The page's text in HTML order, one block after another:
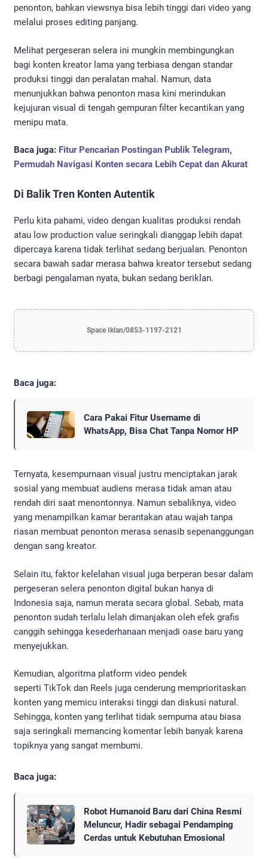
penonton, bahkan viewsnya bisa lebih tinggi dari video yang
melalui proses editing panjang.
Melihat pergeseran selera ini mungkin membingungkan
bagi konten kreator lama yang terbiasa dengan standar
produksi tinggi dan peralatan mahal. Namun, data
menunjukkan bahwa penonton masa kini merindukan
kejujuran visual di tengah gempuran filter kecantikan yang
menipu mata.
Baca juga: Fitur Pencarian Postingan Publik Telegram,
Permudah Navigasi Konten secara Lebih Cepat dan Akurat
Di Balik Tren Konten Autentik
Perlu kita pahami, video dengan kualitas produksi rendah
atau low production value seringkali dianggap lebih dapat
dipercaya karena tidak terlihat sedang berjualan. Penonton
secara bawah sadar merasa bahwa kreator tersebut sedang
berbagi pengalaman nyata, bukan sedang beriklan.
Space Iklan/0853-1197-2121
Baca juga:
Cara Pakai Fitur Username di
WhatsApp, Bisa Chat Tanpa Nomor HP
Ternyata, kesempurnaan visual justru menciptakan jarak
sosial yang membuat audiens merasa tidak aman atau
rendah diri saat menontonnya. Namun sebaliknya, video
yang menampilkan kamar berantakan atau wajah tanpa
riasan membuat penonton merasa senasib sepenanggungan
dengan sang kreator.
Selain itu, faktor kelelahan visual juga berperan besar dalam
pergeseran selera penonton digital bukan hanya di
Indonesia saja, namun merata secara global. Sebab, mata
penonton sudah terlalu lelah dimanjakan oleh efek grafis
canggih sehingga kesederhanaan menjadi oase baru yang
menyejukkan.
Kemudian, algoritma platform video pendek
seperti TikTok dan Reels juga cenderung memprioritaskan
konten yang memicu interaksi tinggi dan diskusi natural.
Sehingga, konten yang terlihat tidak sempurna atau biasa
saja seringkali memancing komentar lebih banyak karena
topiknya yang sangat membumi.
Baca juga:
Robot Humanoid Baru dari China Resmi
Meluncur, Hadir sebagai Pendamping
Cerdas untuk Kebutuhan Emosional